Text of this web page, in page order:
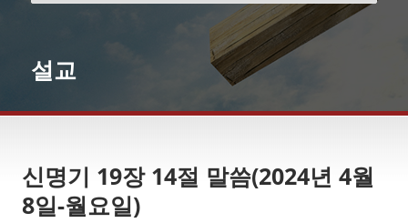
설교
신명기 19장 14절 말씀(2024년 4월
8일-월요일)